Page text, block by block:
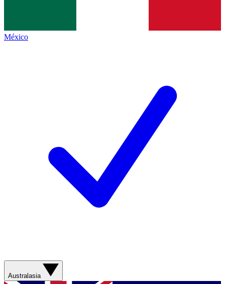
México
Australasia